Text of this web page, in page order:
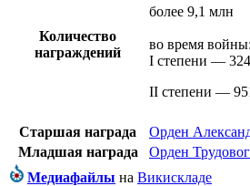
Количество
награждений
более 9,1 млн
во время войны:
I степени —
II степени —
Старшая награда
Орден
Младшая награда
Орден
Медиафайлы на Викискладе